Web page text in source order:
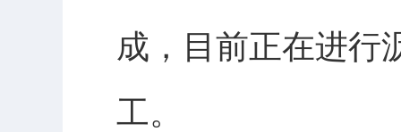
成，目前正在进行
工。